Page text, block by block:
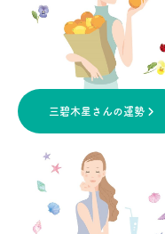
三碧木星さんの運勢